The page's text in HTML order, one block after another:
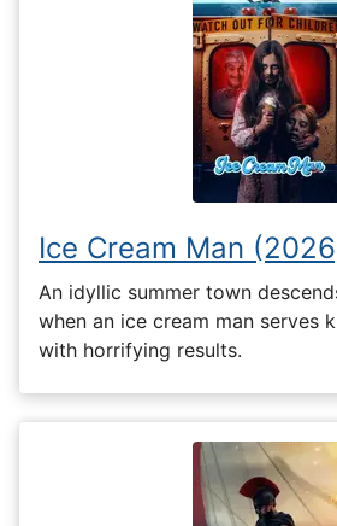
Ice Cream Man
An idyllic summer town
when an ice cream man serves
with horrifying results.